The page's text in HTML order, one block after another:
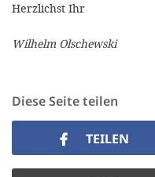
Herzlichst Ihr
Wilhelm Olschewski
Diese Seite teilen
TEILEN